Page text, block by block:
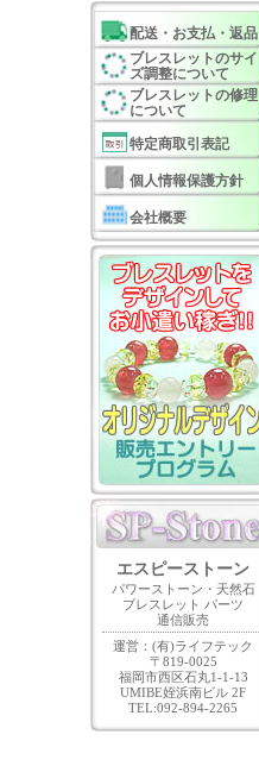
配送・お支払・返品
ブレスレットのサイ
ズ調整について
ブレスレットの修理
について
特定商取引表記
個人情報保護方針
会社概要
エスピーストーン
パワーストーン・天然石
ブレスレット パーツ
通信販売
運営：(有)ライフテック
〒819-0025
福岡市西区石丸1-1-13
UMIBE姪浜南ビル 2F
TEL:092-894-2265